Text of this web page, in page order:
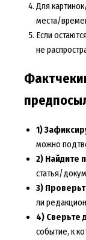
Для
места/
Если
не
1)
можно
2) Найдите
статья/
3)
ли
4) Сверьте
событие, к